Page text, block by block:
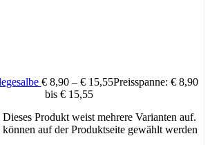
€8,90 – €15,55Preisspanne: € 8,90
bis € 15,55
Dieses Produkt weist mehrere Varianten auf.
auf der Produktseite gewählt werden